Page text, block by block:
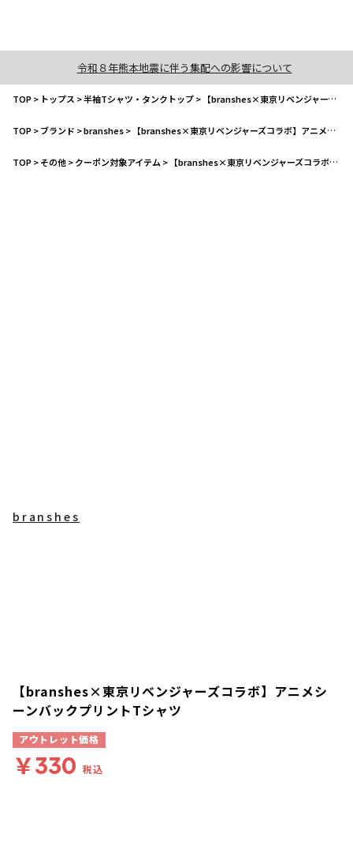
令和８年熊本地震に伴う集配への影響について
TOP> トップス >半袖Tシャツ・タンクトップ> 【branshes×東京リベンジャーズコラボ】アニメシーンバックプリントTシャツ
TOP>ブランド >branshes> 【branshes×東京リベンジャーズコラボ】アニメシーンバックプリントTシャツ
TOP>その他>クーポン対象アイテム > 【branshes×東京リベンジャーズコラボ】アニメシーンバックプリントTシャツ
branshes
【branshes×東京リベンジャーズコラボ】アニメシ
ーンバックプリントTシャツ
アウトレット価格
￥330 税込